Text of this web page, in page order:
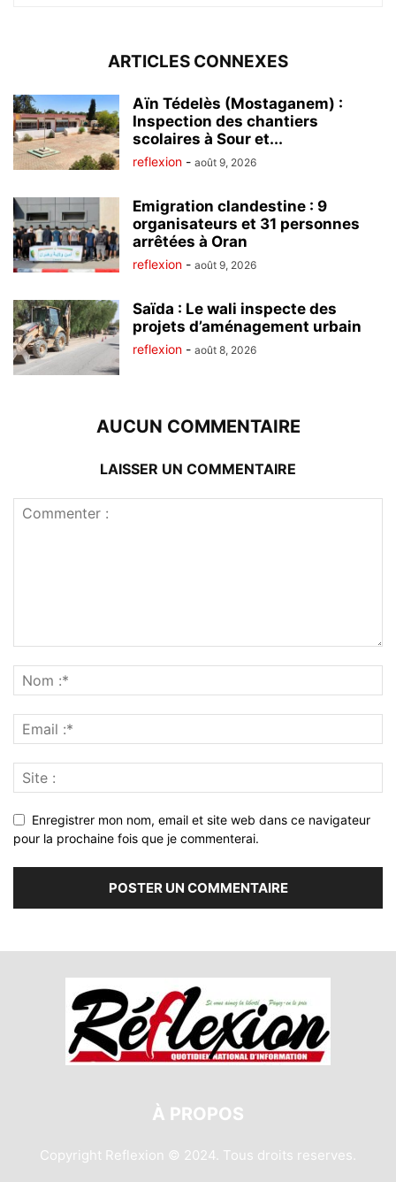
ARTICLES CONNEXES
Aïn Tédelès (Mostaganem) :
Inspection des chantiers
scolaires à Sour et...
reflexion - août 9, 2026
Emigration clandestine : 9
organisateurs et 31 personnes
arrêtées à Oran
reflexion - août 9, 2026
Saïda : Le wali inspecte des
projets d’aménagement urbain
reflexion - août 8, 2026
AUCUN COMMENTAIRE
LAISSER UN COMMENTAIRE
Enregistrer mon nom, email et site web dans ce navigateur
pour la prochaine fois que je commenterai.
À PROPOS
Copyright Reflexion © 2024. Tous droits reserves.